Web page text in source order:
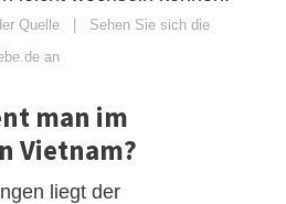
Quelle | Sehen Sie sich die
an
man im
Vietnam?
liegt der